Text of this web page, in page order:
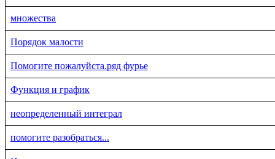
множества
Порядок малости
Помогите пожалуйста.ряд фурье
Функция и график
неопределенный интеграл
помогите разобраться...